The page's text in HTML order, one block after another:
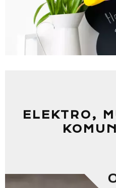
ELEKTRO,